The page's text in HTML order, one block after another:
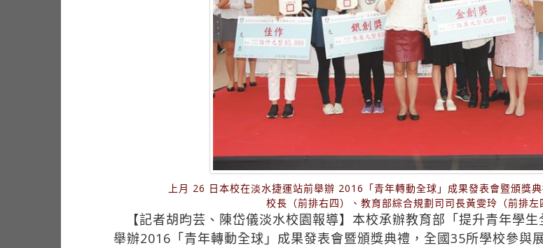
上月 26 日本校在淡水捷運站前舉辦 2016「青年轉動全球」成果發表會暨頒獎
校長（前排右四）、教育部綜合規劃司司長黃雯玲（前排左
【記者胡昀芸、陳岱儀淡水校園報導】本校承辦教育部「提升青年學
舉辦2016「青年轉動全球」成果發表會暨頒獎典禮，全國35所學校參與